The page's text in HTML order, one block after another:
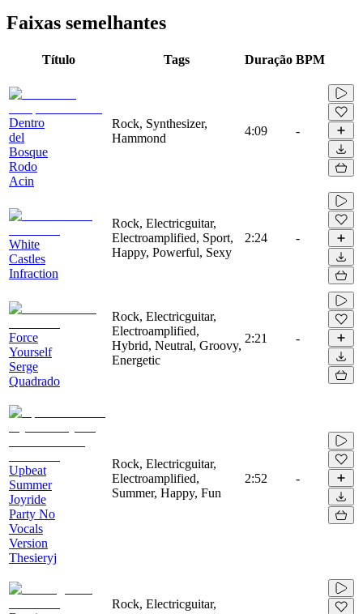
Faixas semelhantes
Título Tags Duração BPM
Dentro
del
Bosque
Rodo
Acin
Rock, Synthesizer,
Hammond
4:09 -
White
Castles
Infraction
Rock, Electricguitar,
Electroamplified, Sport,
Happy, Powerful, Sexy
2:24 -
Force
Yourself
Serge
Quadrado
Rock, Electricguitar,
Electroamplified,
Hybrid, Neutral, Groovy,
Energetic
2:21 -
Upbeat
Summer
Joyride
Party No
Vocals
Version
Thesieryj
Rock, Electricguitar,
Electroamplified,
Summer, Happy, Fun
2:52 -
Rock, Electricguitar,